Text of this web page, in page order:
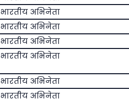
भारतीय अभिनेता
भारतीय अभिनेता
भारतीय अभिनेता
भारतीय अभिनेता
भारतीय अभिनेता
भारतीय अभिनेता